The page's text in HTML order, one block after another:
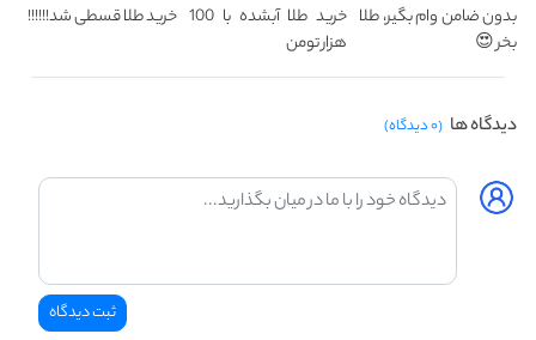
بدون ضامن وام بگیر، طلا
بخر 😍
خرید طلا آبشده با 100
هزار تومن
خرید طلا قسطی شد!!!!!!
دیدگاه ها (۰ دیدگاه)